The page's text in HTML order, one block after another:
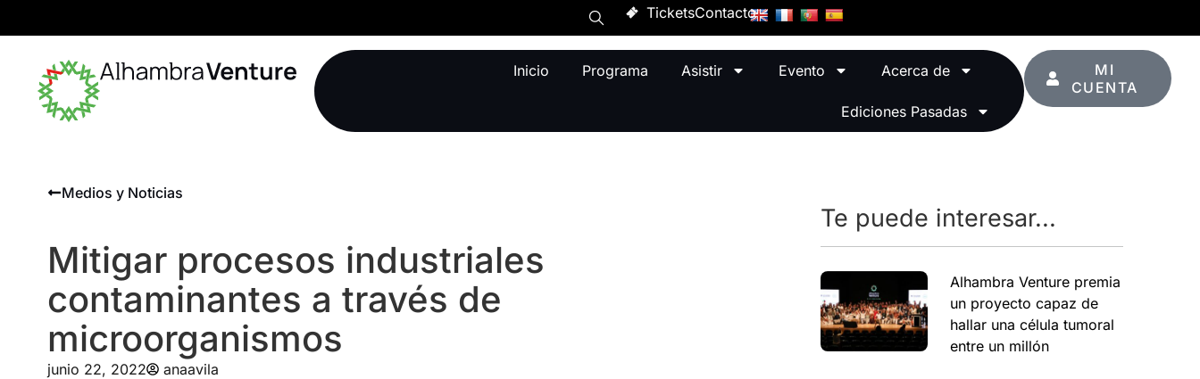
TicketsContacto
Inicio Programa Asistir Evento Acerca de
Ediciones Pasadas
MI
CUENTA
Medios y Noticias
Mitigar procesos industriales
contaminantes a través de
microorganismos
junio 22, 2022 anaavila
Te puede interesar...
Alhambra Venture premia
un proyecto capaz de
hallar una célula tumoral
entre un millón